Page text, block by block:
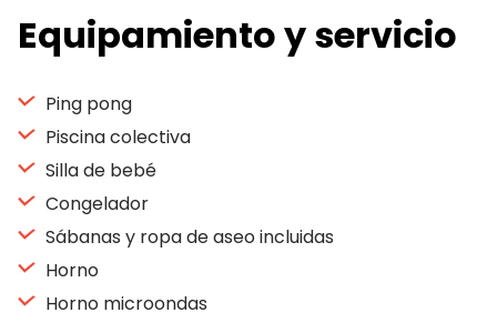
Equipamiento y servicio
Ping pong
Piscina colectiva
Silla de bebé
Congelador
Sábanas y ropa de aseo incluidas
Horno
Horno microondas